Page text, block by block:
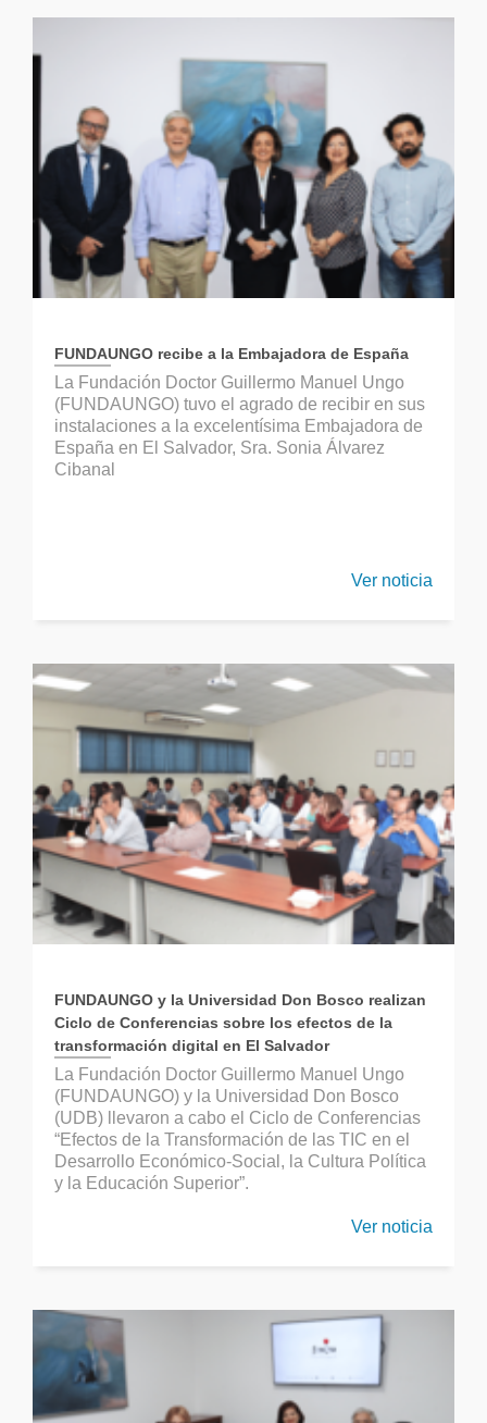
FUNDAUNGO recibe a la Embajadora de España
La Fundación Doctor Guillermo Manuel Ungo
(FUNDAUNGO) tuvo el agrado de recibir en sus
instalaciones a la excelentísima Embajadora de
España en El Salvador, Sra. Sonia Álvarez
Cibanal
Ver noticia
FUNDAUNGO y la Universidad Don Bosco realizan
Ciclo de Conferencias sobre los efectos de la
transformación digital en El Salvador
La Fundación Doctor Guillermo Manuel Ungo
(FUNDAUNGO) y la Universidad Don Bosco
(UDB) llevaron a cabo el Ciclo de Conferencias
“Efectos de la Transformación de las TIC en el
Desarrollo Económico-Social, la Cultura Política
y la Educación Superior”.
Ver noticia